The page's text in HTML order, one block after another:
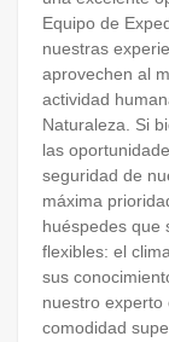
Equipo de
nuestras
aprovechen al
actividad
Naturaleza. Si
las
seguridad de
máxima
huéspedes que
flexibles: el
sus
nuestro experto
comodidad